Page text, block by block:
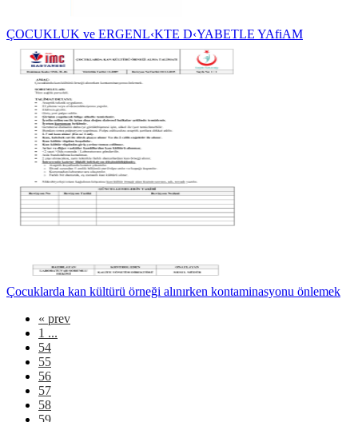
ÇOCUKLUK ve ERGENL‹KTE D‹YABETLE YAfiAM
Çocuklarda kan kültürü örneği alınırken kontaminasyonu önlemek
« prev
1 ...
54
55
56
57
58
59